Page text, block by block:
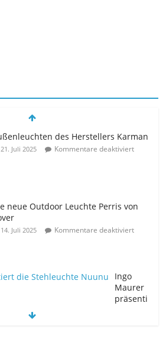
des Herstellers Karman
21. Juli 2025 Kommentare deaktiviert
neue Outdoor Leuchte Perris von
14. Juli 2025 Kommentare deaktiviert
Ingo
Maurer
präsenti
deaktiviert